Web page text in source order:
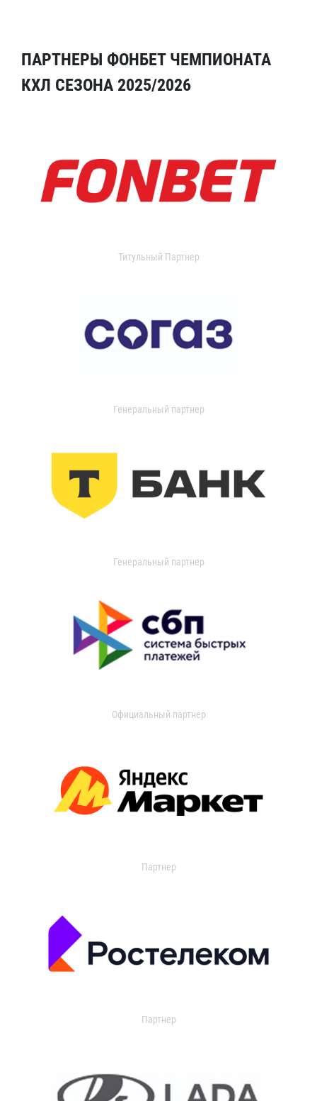
ПАРТНЕРЫ ФОНБЕТ ЧЕМПИОНАТА
КХЛ СЕЗОНА 2025/2026
Титульный Партнер
Генеральный партнер
Генеральный партнер
Официальный партнер
Партнер
Партнер